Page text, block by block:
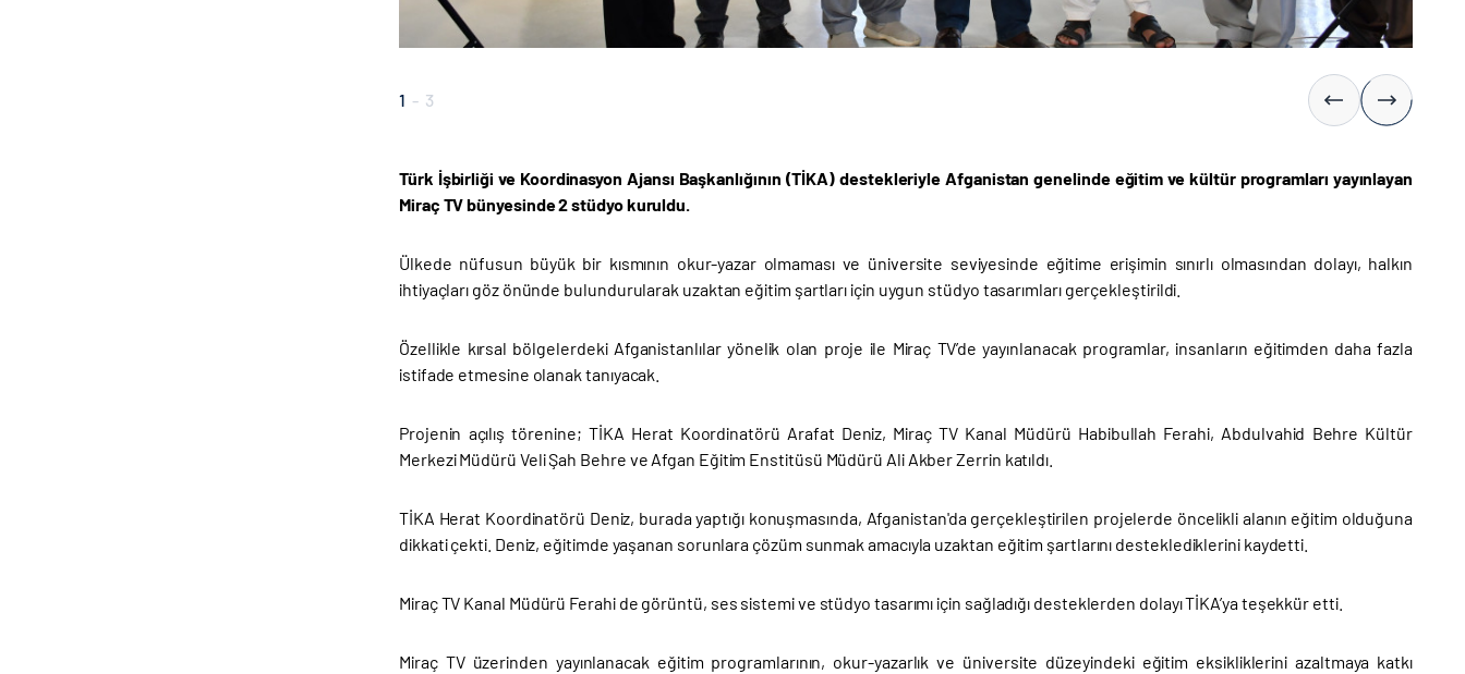
1 - 3
Türk İşbirliği ve Koordinasyon Ajansı Başkanlığının (TİKA) destekleriyle Afganistan genelinde eğitim ve kültür programları yayınlayan
Miraç TV bünyesinde 2 stüdyo kuruldu.
Ülkede nüfusun büyük bir kısmının okur-yazar olmaması ve üniversite seviyesinde eğitime erişimin sınırlı olmasından dolayı, halkın
ihtiyaçları göz önünde bulundurularak uzaktan eğitim şartları için uygun stüdyo tasarımları gerçekleştirildi.
Özellikle kırsal bölgelerdeki Afganistanlılar yönelik olan proje ile Miraç TV’de yayınlanacak programlar, insanların eğitimden daha fazla
istifade etmesine olanak tanıyacak.
Projenin açılış törenine; TİKA Herat Koordinatörü Arafat Deniz, Miraç TV Kanal Müdürü Habibullah Ferahi, Abdulvahid Behre Kültür
Merkezi Müdürü Veli Şah Behre ve Afgan Eğitim Enstitüsü Müdürü Ali Akber Zerrin katıldı.
TİKA Herat Koordinatörü Deniz, burada yaptığı konuşmasında, Afganistan'da gerçekleştirilen projelerde öncelikli alanın eğitim olduğuna
dikkati çekti. Deniz, eğitimde yaşanan sorunlara çözüm sunmak amacıyla uzaktan eğitim şartlarını desteklediklerini kaydetti.
Miraç TV Kanal Müdürü Ferahi de görüntü, ses sistemi ve stüdyo tasarımı için sağladığı desteklerden dolayı TİKA’ya teşekkür etti.
Miraç TV üzerinden yayınlanacak eğitim programlarının, okur-yazarlık ve üniversite düzeyindeki eğitim eksikliklerini azaltmaya katkı